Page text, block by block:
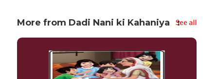
More from Dadi Nani ki Kahaniya See all